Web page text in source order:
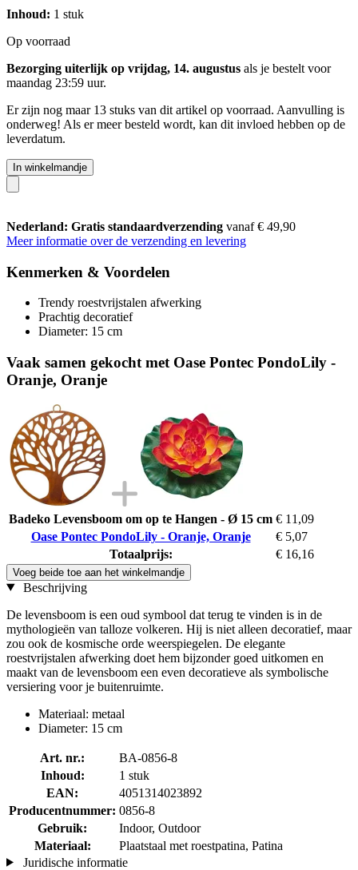
Inhoud: 1 stuk
Op voorraad
Bezorging uiterlijk op vrijdag, 14. augustus als je bestelt voor
maandag 23:59 uur.
Er zijn nog maar 13 stuks van dit artikel op voorraad. Aanvulling is
onderweg! Als er meer besteld wordt, kan dit invloed hebben op de
leverdatum.
In winkelmandje
Nederland: Gratis standaardverzending vanaf € 49,90
Meer informatie over de verzending en levering
Kenmerken & Voordelen
Trendy roestvrijstalen afwerking
Prachtig decoratief
Diameter: 15 cm
Vaak samen gekocht met Oase Pontec PondoLily -
Oranje, Oranje
Badeko Levensboom om op te Hangen - Ø 15 cm € 11,09
Oase Pontec PondoLily - Oranje, Oranje
€ 5,07
Totaalprijs:
€ 16,16
Voeg beide toe aan het winkelmandje
Beschrijving
De levensboom is een oud symbool dat terug te vinden is in de
mythologieën van talloze volkeren. Hij is niet alleen decoratief, maar
zou ook de kosmische orde weerspiegelen. De elegante
roestvrijstalen afwerking doet hem bijzonder goed uitkomen en
maakt van de levensboom een even decoratieve als symbolische
versiering voor je buitenruimte.
Materiaal: metaal
Diameter: 15 cm
Art. nr.:
BA-0856-8
Inhoud:
1 stuk
EAN:
4051314023892
Producentnummer: 0856-8
Gebruik:
Indoor, Outdoor
Materiaal:
Plaatstaal met roestpatina, Patina
Juridische informatie